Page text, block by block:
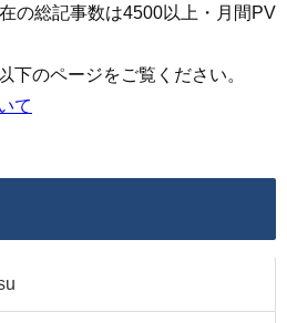
の総記事数は4500以上・月間PV
下のページをご覧ください。
て